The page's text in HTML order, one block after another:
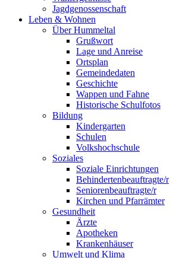
Jagdgenossenschaft
Leben & Wohnen
Über Hummeltal
Grußwort
Lage und Anreise
Ortsplan
Gemeindedaten
Geschichte
Wappen und Fahne
Historische Schulfotos
Bildung
Kindergarten
Schulen
Volkshochschule
Soziales
Soziale Einrichtungen
Behindertenbeauftragte/r
Seniorenbeauftragte/r
Kirchen und Pfarrämter
Gesundheit
Ärzte
Apotheken
Krankenhäuser
Umwelt und Klima